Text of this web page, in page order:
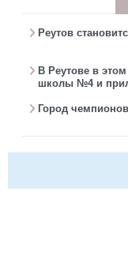
Реутов
В Реутове в
школы №4 и
Город чемпионов